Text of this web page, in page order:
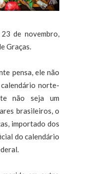
de novembro,
Graças.
pensa, ele não
norte-
não seja um
brasileiros, o
importado dos
do calendário